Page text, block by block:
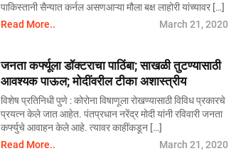
पाकिस्तानी सैन्यात कर्नल असणआऱ्या मौला बक्ष लाहोरी यांच्यावर […]
Read More..
March 21, 2020
जनता कर्फ्यूला डॉक्टराचा पाठिंबा; साखळी तुटण्यासाठी
आवश्यक पाऊल; मोदींवरील टीका अशास्त्रीय
विशेष प्रतिनिधी पुणे : कोरोना विषाणूला रोखण्यासाठी विविध प्रकारचे
प्रयत्न केले जात आहेत. पंतप्रधान नरेंद्र मोदी यांनी रविवारी जनता
कर्फ्युचे आवाहन केले आहे. त्यावर काहींकडून […]
Read More..
March 21, 2020